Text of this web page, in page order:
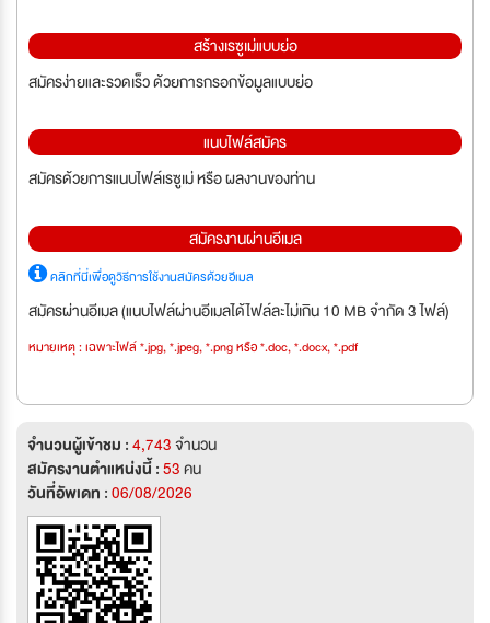
สร้างเรซูเม่แบบย่อ
สมัครง่ายและรวดเร็ว ด้วยการกรอกข้อมูลแบบย่อ
แนบไฟล์สมัคร
สมัครด้วยการแนบไฟล์เรซูเม่ หรือ ผลงานของท่าน
สมัครงานผ่านอีเมล
คลิกที่นี่เพื่อดูวิธีการใช้งานสมัครด้วยอีเมล
สมัครผ่านอีเมล (แนบไฟล์ผ่านอีเมลได้ไฟล์ละไม่เกิน 10 MB จำกัด 3 ไฟล์)
หมายเหตุ : เฉพาะไฟล์ *.jpg, *.jpeg, *.png หรือ *.doc, *.docx, *.pdf
จำนวนผู้เข้าชม :4,743จำนวน
สมัครงานตำแหน่งนี้ :53คน
วันที่อัพเดท :06/08/2026